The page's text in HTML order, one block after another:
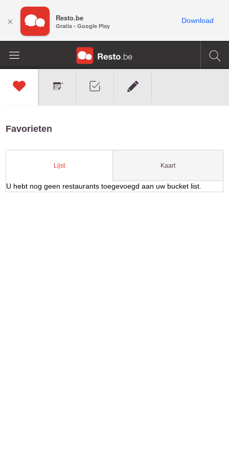
Favorieten
Lijst Kaart
U hebt nog geen restaurants toegevoegd aan uw bucket list.
× Resto.be
Gratis - Google Play
Download